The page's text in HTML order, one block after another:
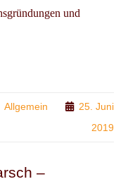
und
Categories
Allgemein
25. Juni
2019
–